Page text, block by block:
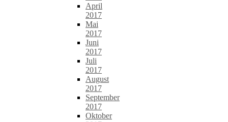
April
2017
Mai
2017
Juni
2017
Juli
2017
August
2017
September
2017
Oktober